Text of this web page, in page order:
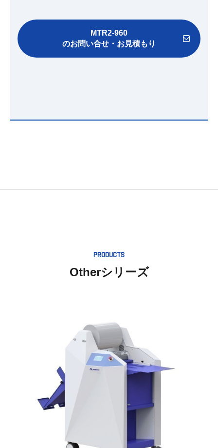
MTR2-960
のお問い合せ・お見積もり
PRODUCTS
Otherシリーズ